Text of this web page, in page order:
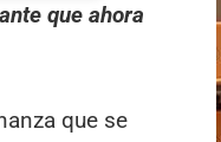
que ahora
que se